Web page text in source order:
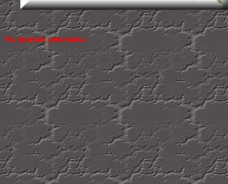
На правах рекламы: